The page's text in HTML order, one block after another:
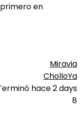
en
Miravia
CholloYa
hace 2 days
8